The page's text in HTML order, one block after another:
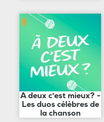
A deux c'est mieux? -
Les duos célèbres de
la chanson